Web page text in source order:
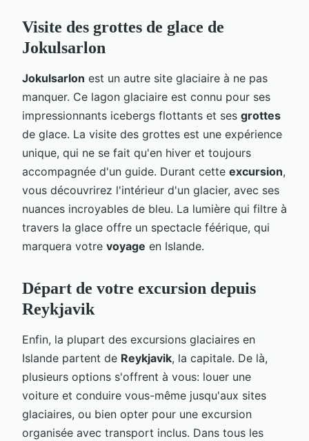
Visite des grottes de glace de
Jokulsarlon
Jokulsarlon est un autre site glaciaire à ne pas
manquer. Ce lagon glaciaire est connu pour ses
impressionnants icebergs flottants et ses grottes
de glace. La visite des grottes est une expérience
unique, qui ne se fait qu'en hiver et toujours
accompagnée d'un guide. Durant cette excursion,
vous découvrirez l'intérieur d'un glacier, avec ses
nuances incroyables de bleu. La lumière qui filtre à
travers la glace offre un spectacle féérique, qui
marquera votre voyage en Islande.
Départ de votre excursion depuis
Reykjavik
Enfin, la plupart des excursions glaciaires en
Islande partent de Reykjavik, la capitale. De là,
plusieurs options s'offrent à vous: louer une
voiture et conduire vous-même jusqu'aux sites
glaciaires, ou bien opter pour une excursion
organisée avec transport inclus. Dans tous les